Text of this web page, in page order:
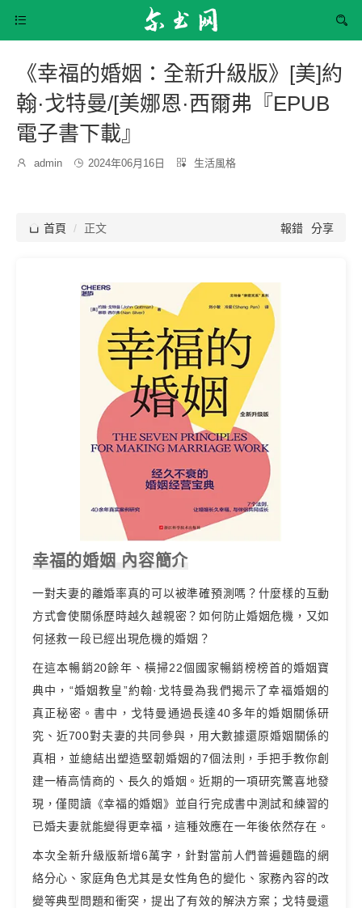


《幸福的婚姻：全新升級版》[美]約
翰·戈特曼/[美娜恩·西爾弗『EPUB
電子書下載』

博
admin  發
2024年06月16日 
分
生活風格
 首頁 正文 報錯 分享
幸福的婚姻 內容簡介
一對夫妻的離婚率真的可以被準確預測嗎？什麼樣的互動
方式會使關係歷時越久越親密？如何防止婚姻危機，又如
何拯救一段已經出現危機的婚姻？
在這本暢銷20餘年、橫掃22個國家暢銷榜榜首的婚姻寶
典中，“婚姻教皇”約翰·戈特曼為我們揭示了幸福婚姻的
真正秘密。書中，戈特曼通過長達40多年的婚姻關係研
究、近700對夫妻的共同參與，用大數據還原婚姻關係的
真相，並總結出塑造堅韌婚姻的7個法則，手把手教你創
建一樁高情商的、長久的婚姻。近期的一項研究驚喜地發
現，僅閱讀《幸福的婚姻》並自行完成書中測試和練習的
已婚夫妻就能變得更幸福，這種效應在一年後依然存在。
本次全新升級版新增6萬字，針對當前人們普遍麵臨的網
絡分心、家庭角色尤其是女性角色的變化、家務內容的改
變等典型問題和衝突，提出了有效的解決方案；戈特曼還